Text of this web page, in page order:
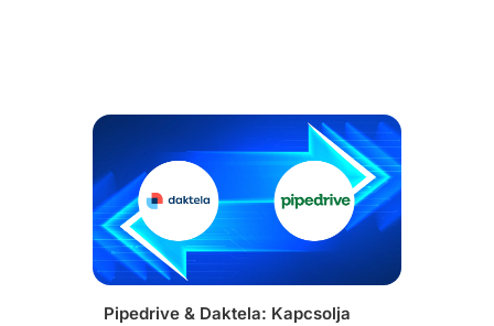
Pipedrive & Daktela: Kapcsolja